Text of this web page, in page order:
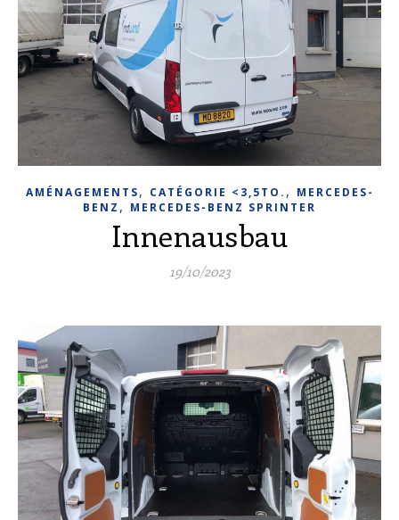
AMÉNAGEMENTS, CATÉGORIE <3,5TO. , MERCEDES-
BENZ , MERCEDES-BENZ SPRINTER
Innenausbau
19/10/2023